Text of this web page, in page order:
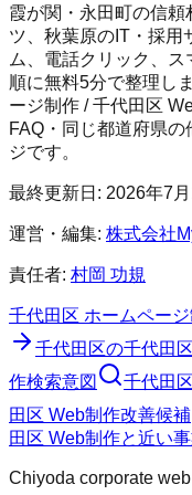
霞が関・永田町の信
ツ、秋葉原のIT・採用
ム、電話クリック、
順に無料5分で整理し
ージ制作 / 千代田区
FAQ・同じ都道府県
ジです。
最終更新日: 2026年7月
運営・編集: 株式会社
責任者: 村岡 功規
千代田区 ホームペー
千代田区の千代田
作検索意図 千代田区
田区 Web制作改善候補
田区 Web制作と近い
Chiyoda corporate